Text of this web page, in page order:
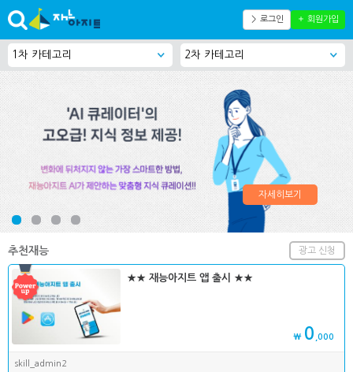
＞ 로그인 ＋ 회원가입
자세히보기
광고 신청
추천재능
★★ 재능아지트 앱 출시 ★★
₩ 0 ,000
skill_admin2